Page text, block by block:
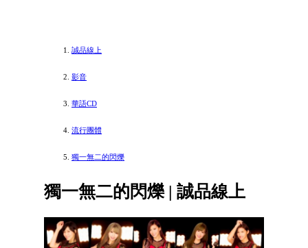
誠品線上
影音
華語CD
流行團體
獨一無二的閃爍
獨一無二的閃爍 | 誠品線上